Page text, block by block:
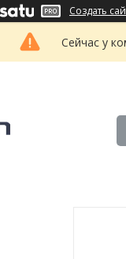
Создать
Сейчас у